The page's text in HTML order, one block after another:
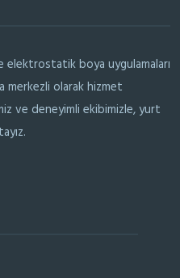
elektrostatik boya uygulamaları
merkezli olarak hizmet
ve deneyimli ekibimizle, yurt